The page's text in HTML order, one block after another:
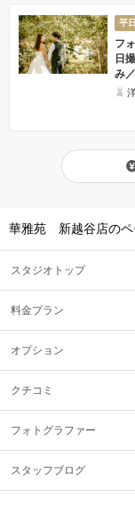
平
フ
日
み
華雅苑 新越谷店のペ
スタジオトップ
料金プラン
オプション
クチコミ
フォトグラファー
スタッフブログ